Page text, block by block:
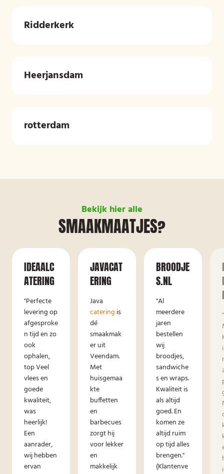
Ridderkerk
Heerjansdam
rotterdam
Bekijk hier alle
SMAAKMAATJES?
IDEAALC
ATERING
"Perfecte
levering op
afgesproke
n tijd en zo
ook
ophalen,
top Veel
vlees en
goede
kwaliteit,
was
heerlijk!
Een
aanrader,
wij hebben
ervan
JAVACAT
ERING
Java
catering is
dé
smaakmak
er uit
Veendam.
Met
huisgemaa
kte
buffetten
en
barbecues
zorgt hij
voor lekker
en
makkelijk
BROODJE
S.NL
"Al
meerdere
jaren
bestellen
wij
broodjes,
sandwiche
s en wraps.
Kwaliteit is
als altijd
goed. En
komen ze
altijd ruim
op tijd alles
brengen."
(Klantenve